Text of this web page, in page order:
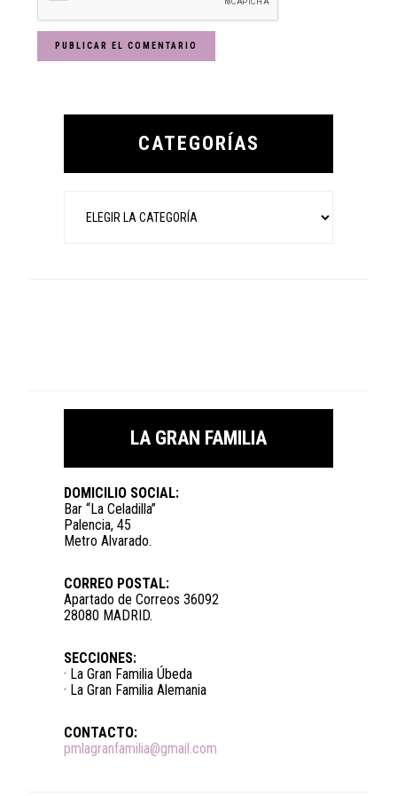
Primary
CATEGORÍAS
LA GRAN FAMILIA
DOMICILIO SOCIAL:
Bar “La Celadilla”
Palencia, 45
Metro Alvarado.
CORREO POSTAL:
Apartado de Correos 36092
28080 MADRID.
SECCIONES:
· La Gran Familia Úbeda
· La Gran Familia Alemania
CONTACTO:
pmlagranfamilia@gmail.com